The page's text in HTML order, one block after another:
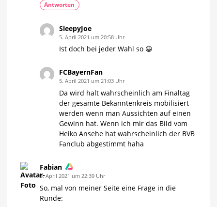
Antworten
SleepyJoe
5. April 2021 um 20:58 Uhr
Ist doch bei jeder Wahl so 😀
FCBayernFan
5. April 2021 um 21:03 Uhr
Da wird halt wahrscheinlich am Finaltag
der gesamte Bekanntenkreis mobilisiert
werden wenn man Aussichten auf einen
Gewinn hat. Wenn ich mir das Bild vom
Heiko Ansehe hat wahrscheinlich der BVB
Fanclub abgestimmt haha
Fabian
5. April 2021 um 22:39 Uhr
So, mal von meiner Seite eine Frage in die
Runde: